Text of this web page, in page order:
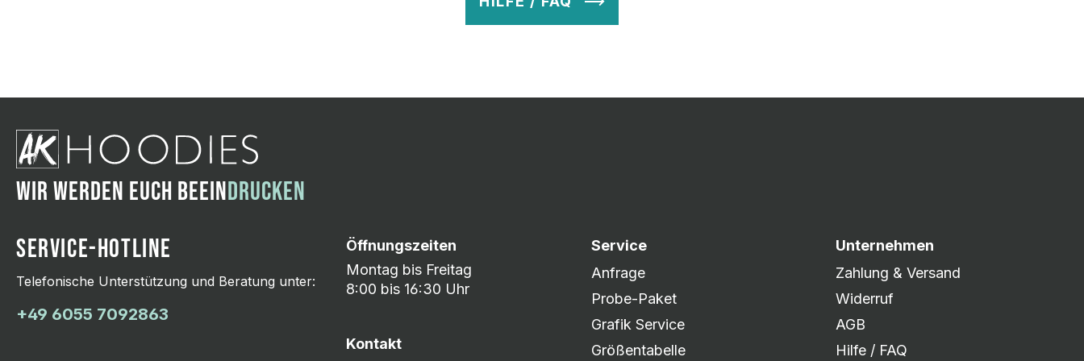
Wir ändern das Motiv so lange ab, bis Ihr zu 100% zufrieden seid. Danach wird es zum Druck freigegeben und die
WIR WERDEN EUCH BEEINDRUCKEN
SERVICE-HOTLINE
Telefonische Unterstützung und Beratung unter:
+49 6055 7092863
Öffnungszeiten
Montag bis Freitag
8:00 bis 16:30 Uhr
Kontakt
Service
Anfrage
Probe-Paket
Grafik Service
Größentabelle
Unternehmen
Zahlung & Versand
Widerruf
AGB
Hilfe / FAQ